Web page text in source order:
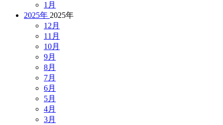
1月
2025年 2025年
12月
11月
10月
9月
8月
7月
6月
5月
4月
3月